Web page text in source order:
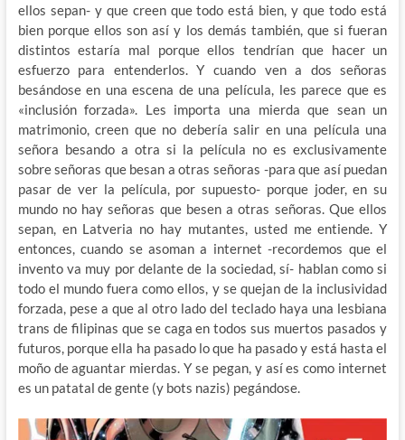
ellos sepan- y que creen que todo está bien, y que todo está
bien porque ellos son así y los demás también, que si fueran
distintos estaría mal porque ellos tendrían que hacer un
esfuerzo para entenderlos. Y cuando ven a dos señoras
besándose en una escena de una película, les parece que es
«inclusión forzada». Les importa una mierda que sean un
matrimonio, creen que no debería salir en una película una
señora besando a otra si la película no es exclusivamente
sobre señoras que besan a otras señoras -para que así puedan
pasar de ver la película, por supuesto- porque joder, en su
mundo no hay señoras que besen a otras señoras. Que ellos
sepan, en Latveria no hay mutantes, usted me entiende. Y
entonces, cuando se asoman a internet -recordemos que el
invento va muy por delante de la sociedad, sí- hablan como si
todo el mundo fuera como ellos, y se quejan de la inclusividad
forzada, pese a que al otro lado del teclado haya una lesbiana
trans de filipinas que se caga en todos sus muertos pasados y
futuros, porque ella ha pasado lo que ha pasado y está hasta el
moño de aguantar mierdas. Y se pegan, y así es como internet
es un patatal de gente (y bots nazis) pegándose.